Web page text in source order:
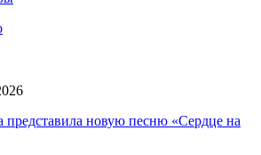
представила новую песню «Сердце на